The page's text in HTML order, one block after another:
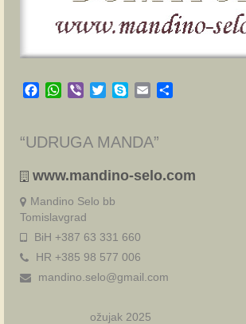
Facebook
WhatsApp
Viber TwitterSkypeEmail
“UDRUGA MANDA”
www.mandino-selo.com
Mandino Selo bb
Tomislavgrad
BiH +387 63 331 660
HR +385 98 577 006
mandino.selo@gmail.com
ožujak 2025